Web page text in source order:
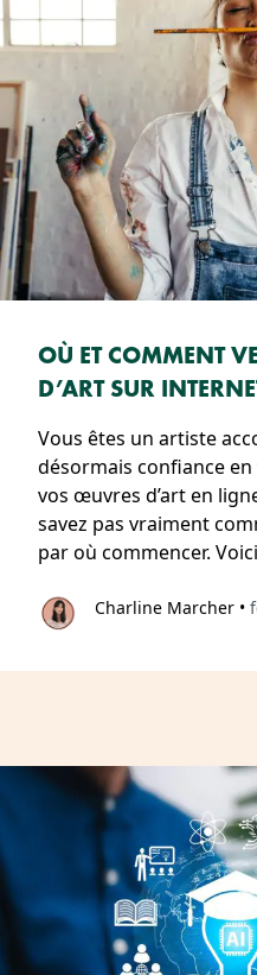
OÙ ET COMMENT
D’ART SUR
Vous êtes un artiste
désormais confiance
vos œuvres d’art en
savez pas vraiment
par où commencer.
Charline Marcher •